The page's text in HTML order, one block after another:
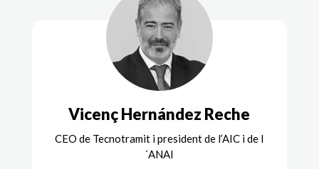
Vicenç Hernández Reche
CEO de Tecnotramit i president de l’AIC i de l
´ANAI